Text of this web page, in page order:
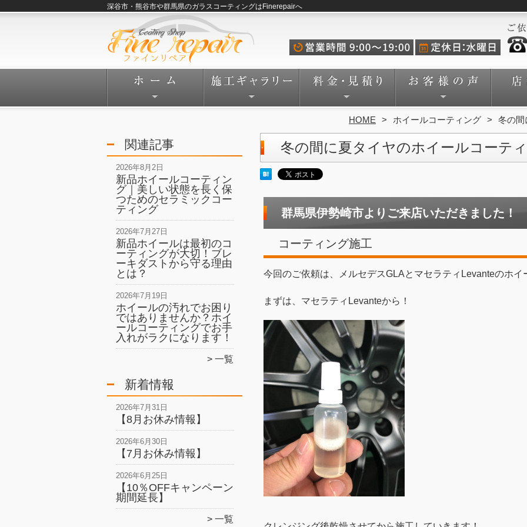
深谷市・熊谷市や群馬県のガラスコーティングはFinerepairへ
HOME ホイールコーティング 冬の間
関連記事
2026年8月2日
新品ホイールコーティン
グ｜美しい状態を長く保
つためのセラミックコー
ティング
2026年7月27日
新品ホイールは最初のコ
ーティングが大切！ブレ
ーキダストから守る理由
とは？
2026年7月19日
ホイールの汚れでお困り
ではありませんか？ホイ
ールコーティングでお手
入れがラクになります！
一覧
新着情報
2026年7月31日
【8月お休み情報】
2026年6月30日
【7月お休み情報】
2026年6月25日
【10％OFFキャンペーン
期間延長】
一覧
冬の間に夏タイヤのホイールコーティ
群馬県伊勢崎市よりご来店いただきました！
コーティング施工
今回のご依頼は、メルセデスGLAとマセラティLevanteのホイ
まずは、マセラティLevanteから！